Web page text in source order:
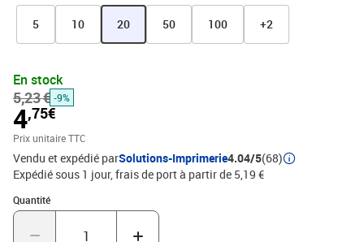
5 10 20 50 100 +2
En stock
5,23 € -9%
4,75€
Prix unitaire TTC
Vendu et expédié parSolutions-Imprimerie4.04/5(68)
Expédié sous 1 jour, frais de port à partir de 5,19 €
Quantité
Quantité : 1